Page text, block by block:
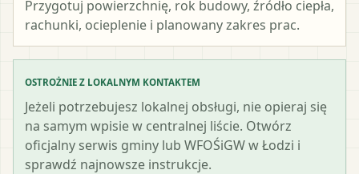
Przygotuj powierzchnię, rok budowy, źródło ciepła,
rachunki, ocieplenie i planowany zakres prac.
OSTROŻNIE Z LOKALNYM KONTAKTEM
Jeżeli potrzebujesz lokalnej obsługi, nie opieraj się
na samym wpisie w centralnej liście. Otwórz
oficjalny serwis gminy lub WFOŚiGW w Łodzi i
sprawdź najnowsze instrukcje.